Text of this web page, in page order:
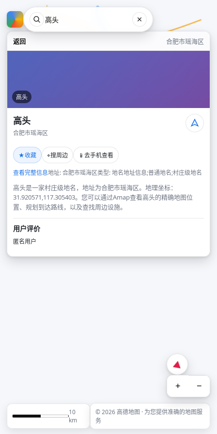
返回 合肥市瑶海区
高头
高头
合肥市瑶海区
★收藏 ⌖搜周边 📱 去手机查看
查看完整信息地址: 合肥市瑶海区类型: 地名地址信息;普通地名;村庄级地名
高头是一家村庄级地名，地址为合肥市瑶海区。地理坐标：
31.920571,117.305403。您可以通过Amap查看高头的精确地图位
置、规划到达路线，以及查找周边设施。
用户评价
匿名用户
+ −
10
km
© 2026 高德地图 · 为您提供准确的地图服
务